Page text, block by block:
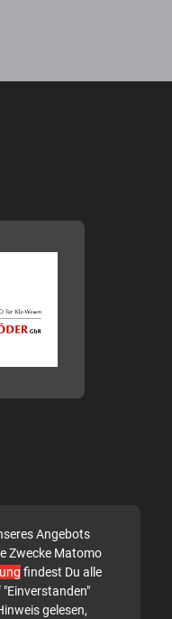
Angebots
Zwecke Matomo
findest Du alle
gelesen,